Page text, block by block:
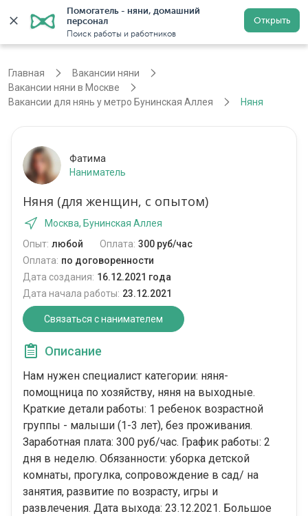
Помогатель - няни, домашний
персонал
Поиск работы и работников
Открыть
Регистрация
Главная
Вакансии няни
Вакансии няни в Москве
Вакансии для нянь у метро Бунинская Аллея
Няня
Фатима
Наниматель
Няня (для женщин, с опытом)
Москва, Бунинская Аллея
Опыт: любой Оплата: 300 руб/час
Оплата: по договоренности
Дата создания: 16.12.2021 года
Дата начала работы: 23.12.2021
Связаться с нанимателем
Описание
Нам нужен специалист категории: няня-
помощница по хозяйству, няня на выходные.
Краткие детали работы: 1 ребенок возрастной
группы - малыши (1-3 лет), без проживания.
Заработная плата: 300 руб/час. График работы: 2
дня в неделю. Обязанности: уборка детской
комнаты, прогулка, сопровождение в сад/ на
занятия, развитие по возрасту, игры и
развлечения. Дата выхода: 23.12.2021. Большое